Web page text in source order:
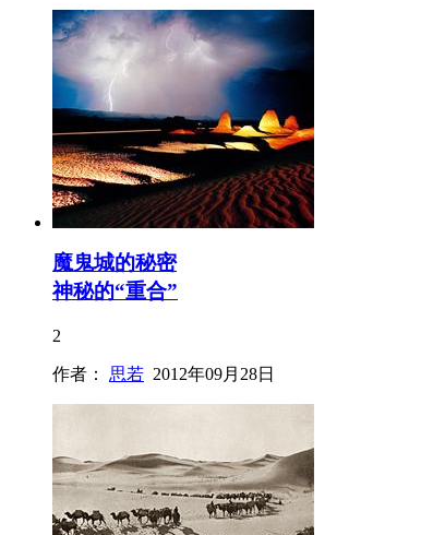
魔鬼城的秘密
神秘的“重合”
2
作者： 思若 2012年09月28日